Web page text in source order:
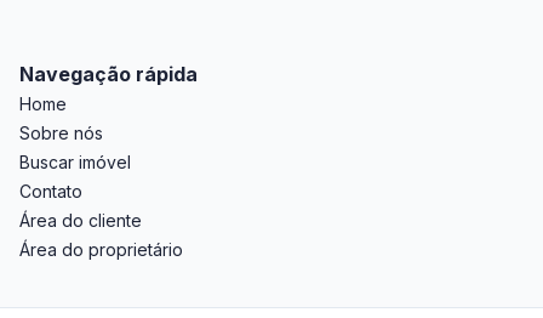
Navegação rápida
Home
Sobre nós
Buscar imóvel
Contato
Área do cliente
Área do proprietário